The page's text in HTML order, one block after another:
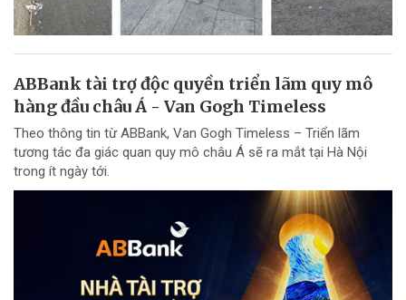
ABBank tài trợ độc quyền triển lãm quy mô
hàng đầu châu Á - Van Gogh Timeless
Theo thông tin từ ABBank, Van Gogh Timeless – Triển lãm
tương tác đa giác quan quy mô châu Á sẽ ra mắt tại Hà Nội
trong ít ngày tới.